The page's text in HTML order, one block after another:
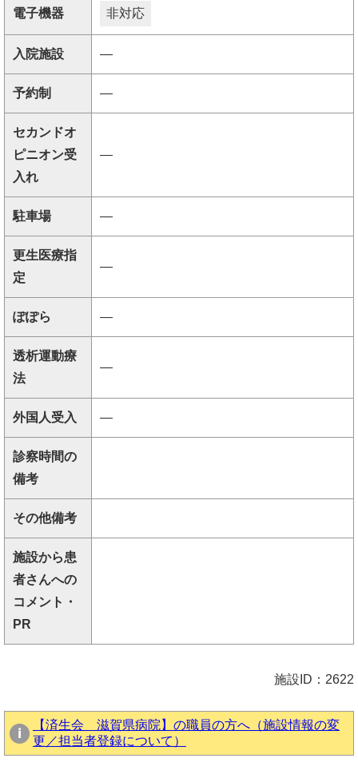
電子機器 非対応
入院施設 ―
予約制 ―
セカンドオ
ピニオン受
入れ
―
駐車場 ―
更生医療指
定
―
ぽぽら ―
透析運動療
法
―
外国人受入 ―
診察時間の
備考
その他備考
施設から患
者さんへの
コメント・
PR
施設ID：2622
【済生会 滋賀県病院】の職員の方へ（施設情報の変
更／担当者登録について）